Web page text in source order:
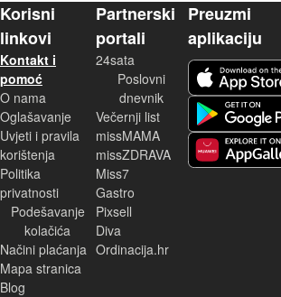
Korisni
linkovi
Kontakt i
pomoć
O nama
Oglašavanje
Uvjeti i pravila
korištenja
Politika
privatnosti
Podešavanje
kolačića
Načini plaćanja
Mapa stranica
Blog
Partnerski
portali
24sata
Poslovni
dnevnik
Večernji list
missMAMA
missZDRAVA
Miss7
Gastro
Pixsell
Diva
Ordinacija.hr
Preuzmi
aplikaciju